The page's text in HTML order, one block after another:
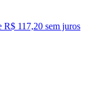
R$ 117,20 sem juros